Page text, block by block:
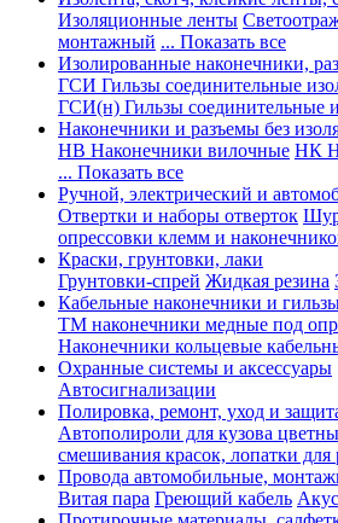
Изоляционные ленты
монтажный ... Показать все
Изолированные наконечники,
ГСИ Гильзы соединительные
ГСИ(н) Гильзы соединительные
Наконечники и разъемы без
НВ Наконечники вилочные НК
... Показать все
Ручной, электрический и
Отвертки и наборы отверток
опрессовки клемм и
Краски, грунтовки, лаки
Грунтовки-спрей Жидкая резина
Кабельные наконечники и
ТМ наконечники медные под
Наконечники кольцевые
Охранные системы и аксессуары
Автосигнализации
Полировка, ремонт, уход и
Автополироли для кузова
смешивания красок, лопатки
Провода автомобильные,
Витая пара Греющий кабель